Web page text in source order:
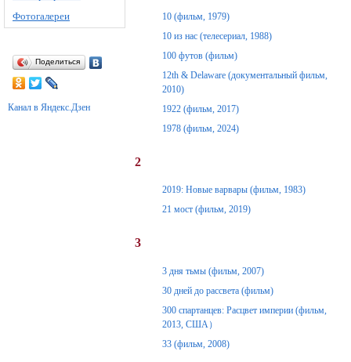
Фотогалереи
Поделиться
Канал в Яндекс.Дзен
10 (фильм, 1979)
10 из нас (телесериал, 1988)
100 футов (фильм)
12th & Delaware (документальный фильм,
2010)
1922 (фильм, 2017)
1978 (фильм, 2024)
2
2019: Новые варвары (фильм, 1983)
21 мост (фильм, 2019)
3
3 дня тьмы (фильм, 2007)
30 дней до рассвета (фильм)
300 спартанцев: Расцвет империи (фильм,
2013, США）
33 (фильм, 2008)